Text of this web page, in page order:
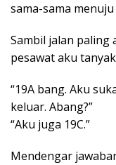
sama-sama
Sambil jalan paling
pesawat aku
“19A bang. Aku
keluar. Abang?”
“Aku juga 19C.”
Mendengar